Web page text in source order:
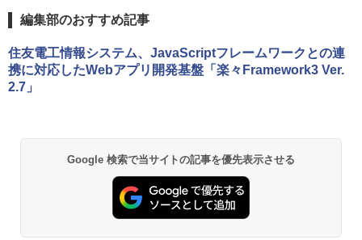
編集部のおすすめ記事
住友電工情報システム、JavaScriptフレームワークとの連
携に対応したWebアプリ開発基盤「楽々Framework3 Ver.
2.7」
Google 検索で当サイトの記事を優先表示させる